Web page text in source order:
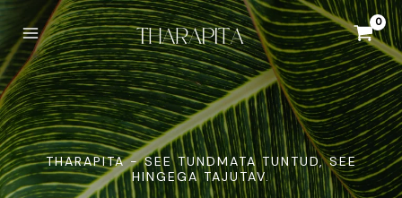
Skip
content
THARAPITA - SEE TUNDMATA TUNTUD, SEE
HINGEGA TAJUTAV.